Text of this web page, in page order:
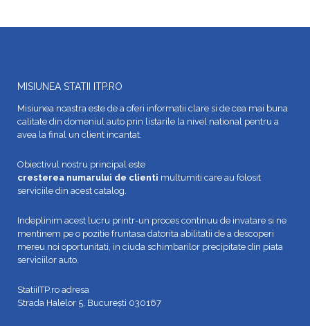
MISIUNEA STATII ITP.RO
Misiunea noastra este de a oferi informatii clare si de cea mai buna
calitate din domeniul auto prin listarile la nivel national pentru a
avea la final un client incantat.
Obiectivul nostru principal este
cresterea numarului de clienti multumiti care au folosit
serviciile din acest catalog.
Indeplinim acest lucru printr-un proces continuu de invatare si ne
mentinem pe o pozitie fruntasa datorita abilitatii de a descoperi
mereu noi oportunitati, in ciuda schimbarilor precipitate din piata
serviciilor auto.
StatiiITP.ro adresa
Strada Halelor 5, București 030167